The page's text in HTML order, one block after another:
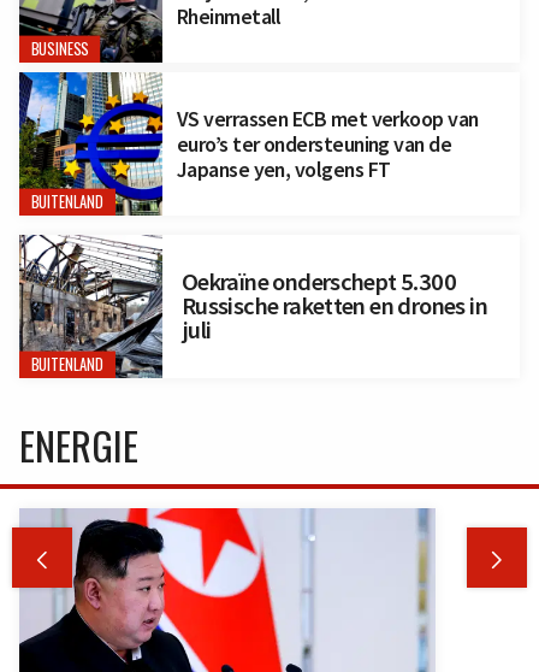
BUSINESS
Rheinmetall
BUITENLAND
VS verrassen ECB met verkoop van
euro’s ter ondersteuning van de
Japanse yen, volgens FT
BUITENLAND
Oekraïne onderschept 5.300
Russische raketten en drones in
juli
ENERGIE
 